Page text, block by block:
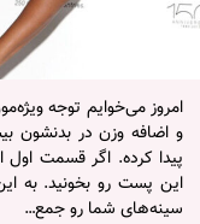
امروز می‌خوایم توجه
و اضافه وزن در بدنشون
پیدا کرده. اگر قسمت
این پست رو بخونید. به
سینه‌های شما رو جمع…